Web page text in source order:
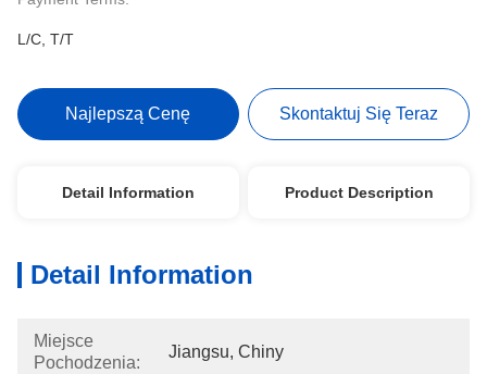
L/C, T/T
Najlepszą Cenę Skontaktuj Się Teraz
Detail Information Product Description
Detail Information
Miejsce
Pochodzenia:
Jiangsu, Chiny